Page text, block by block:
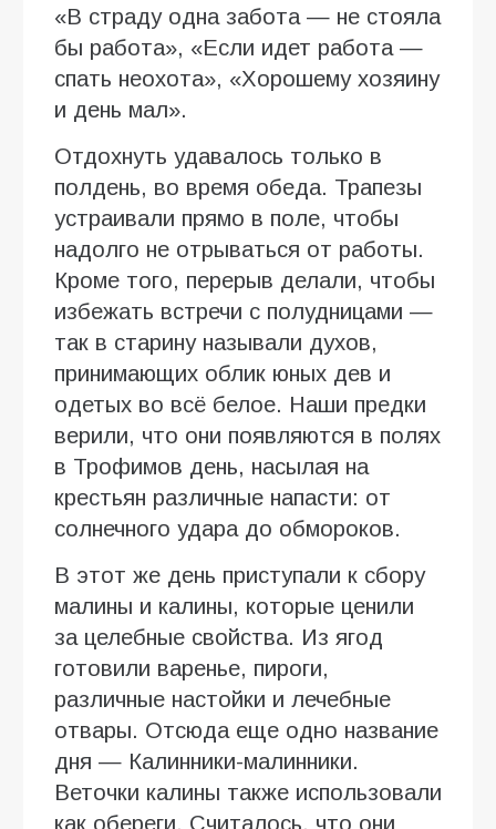
«В страду одна забота — не стояла
бы работа», «Если идет работа —
спать неохота», «Хорошему хозяину
и день мал».
Отдохнуть удавалось только в
полдень, во время обеда. Трапезы
устраивали прямо в поле, чтобы
надолго не отрываться от работы.
Кроме того, перерыв делали, чтобы
избежать встречи с полудницами —
так в старину называли духов,
принимающих облик юных дев и
одетых во всё белое. Наши предки
верили, что они появляются в полях
в Трофимов день, насылая на
крестьян различные напасти: от
солнечного удара до обмороков.
В этот же день приступали к сбору
малины и калины, которые ценили
за целебные свойства. Из ягод
готовили варенье, пироги,
различные настойки и лечебные
отвары. Отсюда еще одно название
дня — Калинники-малинники.
Веточки калины также использовали
как обереги. Считалось, что они